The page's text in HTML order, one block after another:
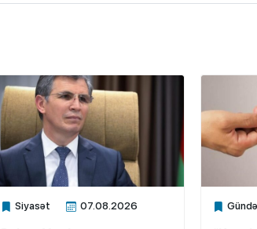
Siyasət 07.08.2026
Xalq.Online